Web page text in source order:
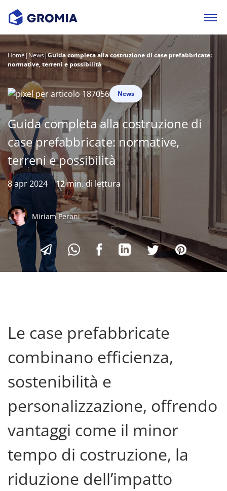
Home| News|Guida completa alla costruzione di case prefabbricate:
normative, terreni e possibilità
News
Guida completa alla costruzione di
case prefabbricate: normative,
terreni e possibilità
8 apr 2024 12min. di lettura
Miriam Perani
Le case prefabbricate
combinano efficienza,
sostenibilità e
personalizzazione, offrendo
vantaggi come il minor
tempo di costruzione, la
riduzione dell’impatto